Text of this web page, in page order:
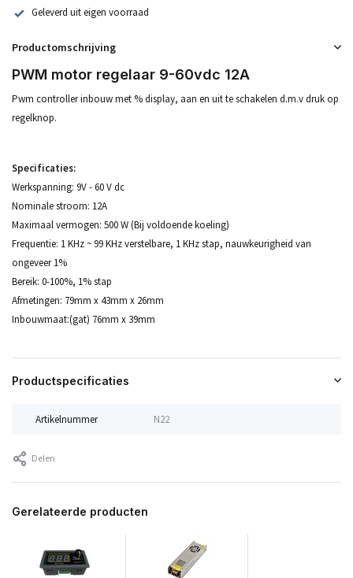
Geleverd uit eigen voorraad
Productomschrijving
PWM motor regelaar 9-60vdc 12A
Pwm controller inbouw met % display, aan en uit te schakelen d.m.v druk op
regelknop.
Specificaties:
Werkspanning: 9V - 60 V dc
Nominale stroom: 12A
Maximaal vermogen: 500 W (Bij voldoende koeling)
Frequentie: 1 KHz ~ 99 KHz verstelbare, 1 KHz stap, nauwkeurigheid van
ongeveer 1%
Bereik: 0-100%, 1% stap
Afmetingen: 79mm x 43mm x 26mm
Inbouwmaat:(gat) 76mm x 39mm
Productspecificaties
Artikelnummer N22
Delen
Gerelateerde producten